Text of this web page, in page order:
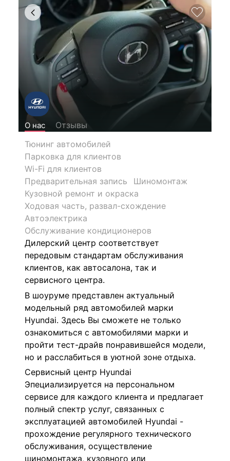
О нас
Отзывы
Тюнинг автомобилей
Парковка для клиентов
Wi-Fi для клиентов
Предварительная запись
Шиномонтаж
Кузовной ремонт и окраска
Ходовая часть, развал-схождение
Автоэлектрика
Обслуживание кондиционеров
Дилерский центр соответствует
передовым стандартам обслуживания
клиентов, как автосалона, так и
сервисного центра.
В шоуруме представлен актуальный
модельный ряд автомобилей марки
Hyundai. Здесь Вы сможете не только
ознакомиться с автомобилями марки и
пройти тест-драйв понравившейся модели,
но и расслабиться в уютной зоне отдыха.
Сервисный центр Hyundai
Эпециализируется на персональном
сервисе для каждого клиента и предлагает
полный спектр услуг, связанных с
эксплуатацией автомобилей Hyundai -
прохождение регулярного технического
обслуживания, осуществление
шиномонтажа, кузовного или